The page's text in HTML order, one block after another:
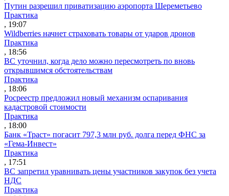
Путин разрешил приватизацию аэропорта Шереметьево
Практика
, 19:07
Wildberries начнет страховать товары от ударов дронов
Практика
, 18:56
ВС уточнил, когда дело можно пересмотреть по вновь
открывшимся обстоятельствам
Практика
, 18:06
Росреестр предложил новый механизм оспаривания
кадастровой стоимости
Практика
, 18:00
Банк «Траст» погасит 797,3 млн руб. долга перед ФНС за
«Гема-Инвест»
Практика
, 17:51
ВС запретил уравнивать цены участников закупок без учета
НДС
Практика